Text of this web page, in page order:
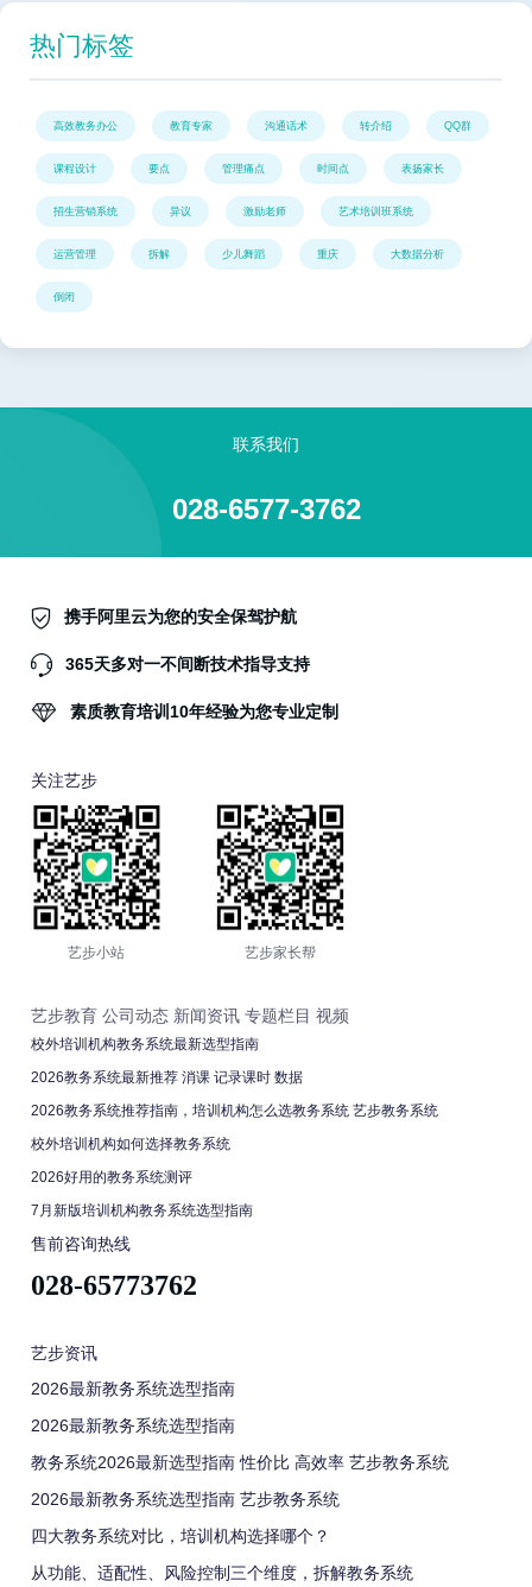
热门标签
高效教务办公 教育专家 沟通话术 转介绍 QQ群
课程设计 要点 管理痛点 时间点 表扬家长
招生营销系统 异议 激励老师 艺术培训班系统
运营管理 拆解 少儿舞蹈 重庆 大数据分析
倒闭
联系我们
028-6577-3762
携手阿里云为您的安全保驾护航
365天多对一不间断技术指导支持
素质教育培训10年经验为您专业定制
关注艺步
艺步小站 艺步家长帮
艺步教育 公司动态 新闻资讯 专题栏目 视频
校外培训机构教务系统最新选型指南
2026教务系统最新推荐 消课 记录课时 数据
2026教务系统推荐指南，培训机构怎么选教务系统 艺步教务系统
校外培训机构如何选择教务系统
2026好用的教务系统测评
7月新版培训机构教务系统选型指南
售前咨询热线
028-65773762
艺步资讯
2026最新教务系统选型指南
2026最新教务系统选型指南
教务系统2026最新选型指南 性价比 高效率 艺步教务系统
2026最新教务系统选型指南 艺步教务系统
四大教务系统对比，培训机构选择哪个？
从功能、适配性、风险控制三个维度，拆解教务系统